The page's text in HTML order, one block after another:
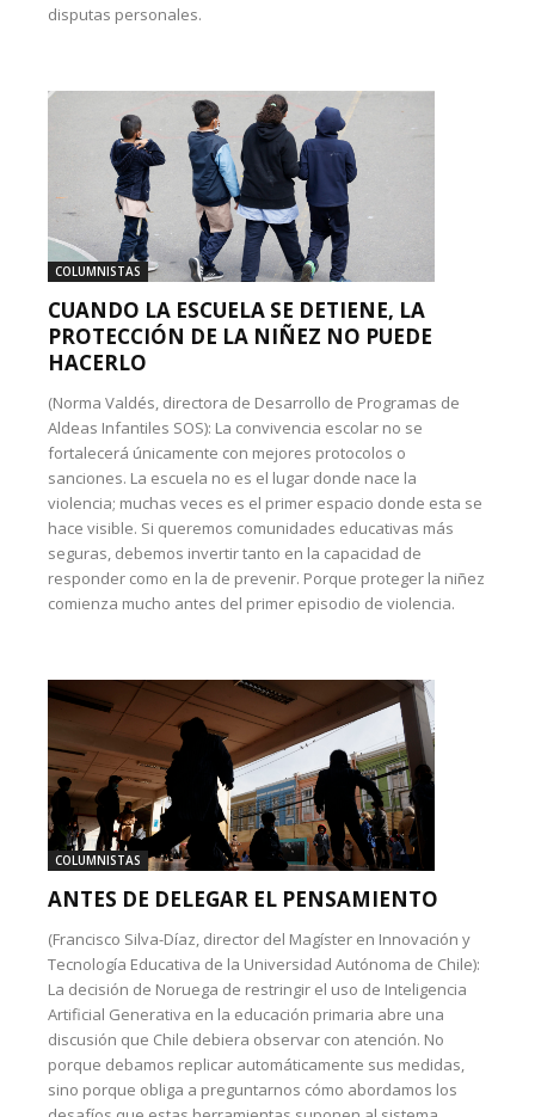
disputas personales.
COLUMNISTAS
CUANDO LA ESCUELA SE DETIENE, LA
PROTECCIÓN DE LA NIÑEZ NO PUEDE
HACERLO
(Norma Valdés, directora de Desarrollo de Programas de
Aldeas Infantiles SOS): La convivencia escolar no se
fortalecerá únicamente con mejores protocolos o
sanciones. La escuela no es el lugar donde nace la
violencia; muchas veces es el primer espacio donde esta se
hace visible. Si queremos comunidades educativas más
seguras, debemos invertir tanto en la capacidad de
responder como en la de prevenir. Porque proteger la niñez
comienza mucho antes del primer episodio de violencia.
COLUMNISTAS
ANTES DE DELEGAR EL PENSAMIENTO
(Francisco Silva-Díaz, director del Magíster en Innovación y
Tecnología Educativa de la Universidad Autónoma de Chile):
La decisión de Noruega de restringir el uso de Inteligencia
Artificial Generativa en la educación primaria abre una
discusión que Chile debiera observar con atención. No
porque debamos replicar automáticamente sus medidas,
sino porque obliga a preguntarnos cómo abordamos los